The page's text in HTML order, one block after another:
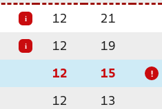
i 12 21
i 12 19
12 15 !
12 13